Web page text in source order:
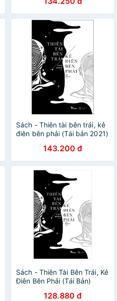
Sách - Thiên tài bên trái, kẻ
điên bên phải (Tái bản 2021)
143.200 đ
Sách - Thiên Tài Bên Trái, Kẻ
Điên Bên Phải (Tái Bản)
128.880 đ